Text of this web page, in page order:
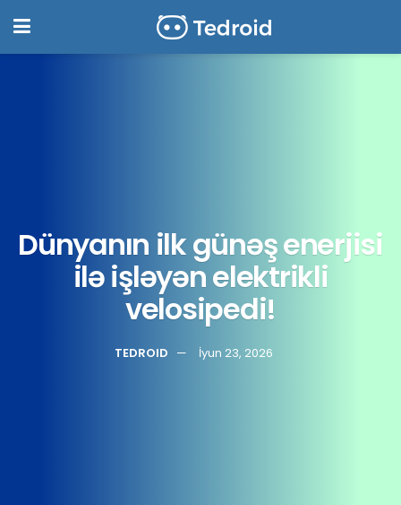
Dünyanın ilk günəş enerjisi
ilə işləyən elektrikli
velosipedi!
TEDROID İyun 23, 2026